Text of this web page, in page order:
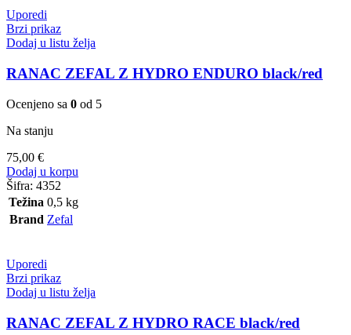
Uporedi
Brzi prikaz
Dodaj u listu želja
RANAC ZEFAL Z HYDRO ENDURO black/red
Ocenjeno sa 0 od 5
Na stanju
75,00 €
Dodaj u korpu
Šifra: 4352
Težina 0,5 kg
Brand Zefal
Uporedi
Brzi prikaz
Dodaj u listu želja
RANAC ZEFAL Z HYDRO RACE black/red